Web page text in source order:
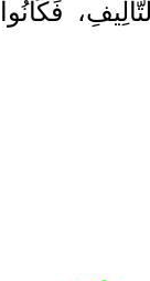
فَكَانُوا